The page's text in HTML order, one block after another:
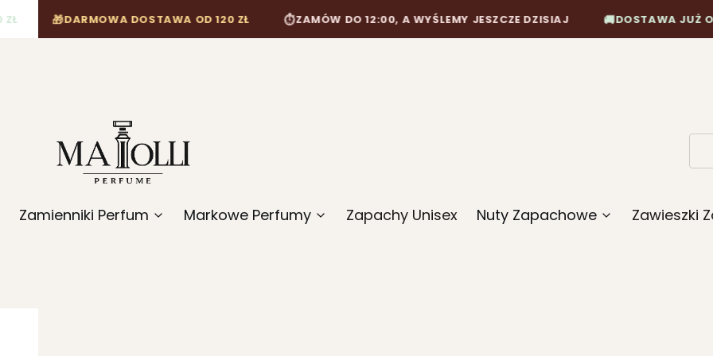
DOSTAWA OD 120 ZŁ ⏱ZAMÓW DO 12:00, A WYŚLEMY JESZCZE DZISIAJ 🚚DOSTAWA JUŻ OD 10,90 ZŁ
Zamienniki Perfum Markowe Perfumy Zapachy Unisex Nuty Zapachowe Zawieszki